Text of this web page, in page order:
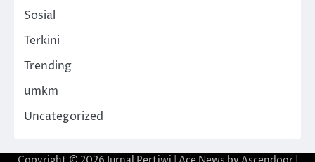
Sosial
Terkini
Trending
umkm
Uncategorized